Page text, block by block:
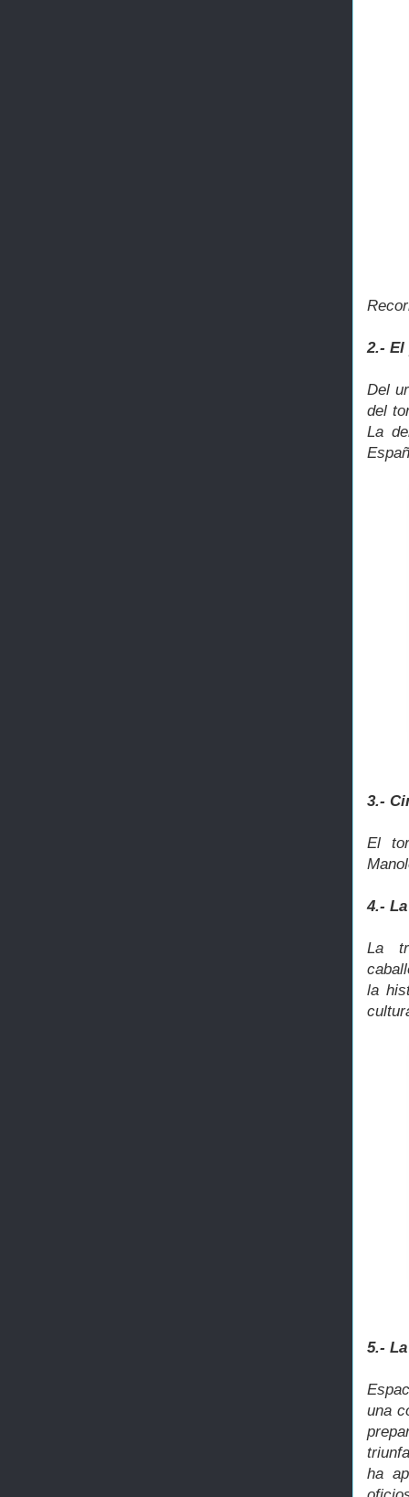
2.- El
Del
del
La
3.-
El
4.-
La
la
5.-
una
ha